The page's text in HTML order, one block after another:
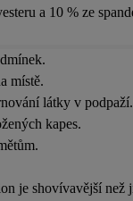
a 10 % ze
místě.
látky v podpaží.
kapes.
je shovívavější